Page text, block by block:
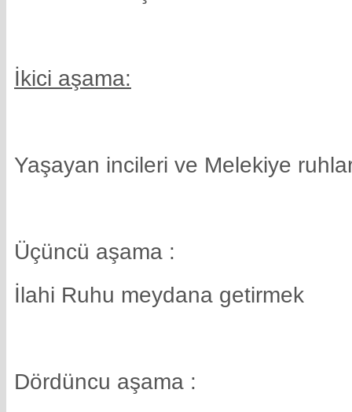
İkici aşama:
Yaşayan incileri ve Melekiye
Üçüncü aşama :
İlahi Ruhu meydana getirmek
Dördüncu aşama :